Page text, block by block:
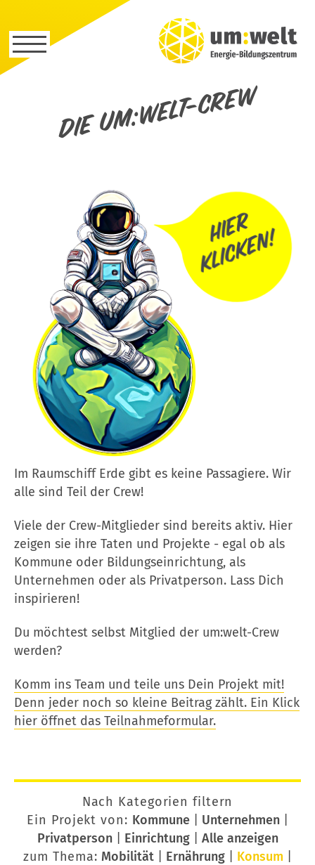
Die um:welt-Crew
Im Raumschiff Erde gibt es keine Passagiere. Wir
alle sind Teil der Crew!
Viele der Crew-Mitglieder sind bereits aktiv. Hier
zeigen sie ihre Taten und Projekte - egal ob als
Kommune oder Bildungseinrichtung, als
Unternehmen oder als Privatperson. Lass Dich
inspirieren!
Du möchtest selbst Mitglied der um:welt-Crew
werden?
Komm ins Team und teile uns Dein Projekt mit!
Denn jeder noch so kleine Beitrag zählt. Ein Klick
hier öffnet das Teilnahmeformular.
Nach Kategorien filtern
Ein Projekt von: Kommune| Unternehmen|
Privatperson| Einrichtung| Alle anzeigen
zum Thema: Mobilität Ernährung Konsum